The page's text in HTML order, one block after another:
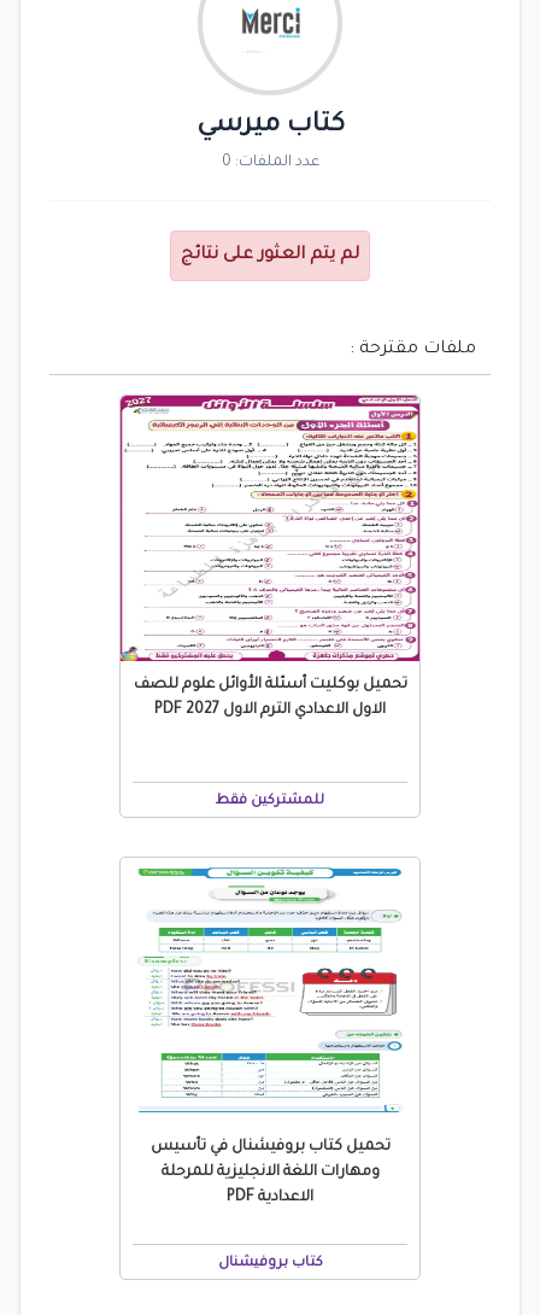
كتاب ميرسي
عدد الملفات: 0
لم يتم العثور على نتائج
ملفات مقترحة :
تحميل بوكليت أسئلة الأوائل علوم للصف
الاول الاعدادي الترم الاول 2027 PDF
للمشتركين فقط
تحميل كتاب بروفيشنال في تأسيس
ومهارات اللغة الانجليزية للمرحلة
الاعدادية PDF
كتاب بروفيشنال